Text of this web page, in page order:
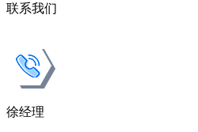
联系我们
徐经理